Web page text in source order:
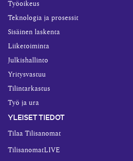
Työoikeus
Teknologia ja prosessit
Sisäinen laskenta
Liiketoiminta
Julkishallinto
Yritysvastuu
Tilintarkastus
Työ ja ura
YLEISET TIEDOT
Tilaa Tilisanomat
TilisanomatLIVE